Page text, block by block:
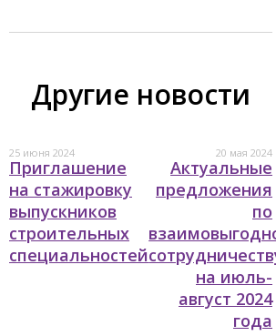
Другие новости
25 июня 2024
Приглашение
на стажировку
выпускников
строительных
специальностей
20 мая 2024
Актуальные
предложения
по
на июль-
август 2024
года